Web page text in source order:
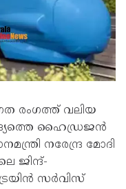
രംഗത്ത് വലിയ
ഹൈഡ്രജൻ
നരേന്ദ്ര മോദി
ജിന്ദ്-
സർവിസ്